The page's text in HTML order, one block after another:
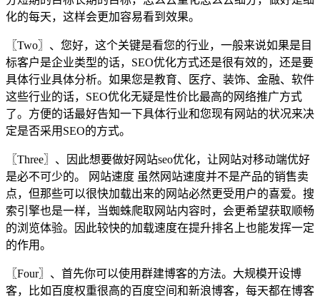
化的每天，这样会更加容易看到效果。
〖Two〗、您好，这个关键是看您的行业，一般来说如果是目
标客户是企业类型的话，SEO优化方式还是很有效的，还是要
具体行业具体分析。如果您是教育、医疗、装饰、金融、软件
这些行业的话，SEO优化无疑是性价比最高的网络推广方式
了。方便的话最好告知一下具体行业和您现有网站的状况来决
定是否采用SEO的方式。
〖Three〗、因此想要做好网站seo优化，让网站对移动端优好
是必不可少的。 网站速度 虽然网站速度并不是产品的销售卖
点，但那些可以很快加载出来的网站必然更受用户的喜爱。搜
索引擎也是一样，当蜘蛛爬取网站内容时，会更希望获取顺畅
的浏览体验。因此较快的加载速度在提升排名上也能发挥一定
的作用。
〖Four〗、首先你可以使用群建博客的方法。大规模开设博
客，比如百度权重很高的百度空间和新浪博客，每天都在博客